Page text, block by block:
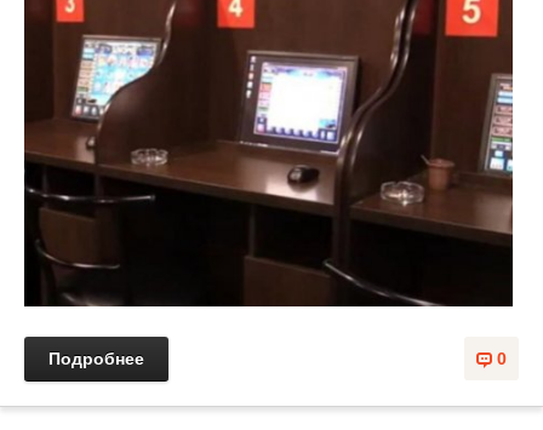
0
Подробнее